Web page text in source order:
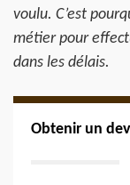
voulu. C’est
métier pour
dans les délais.
Obtenir un